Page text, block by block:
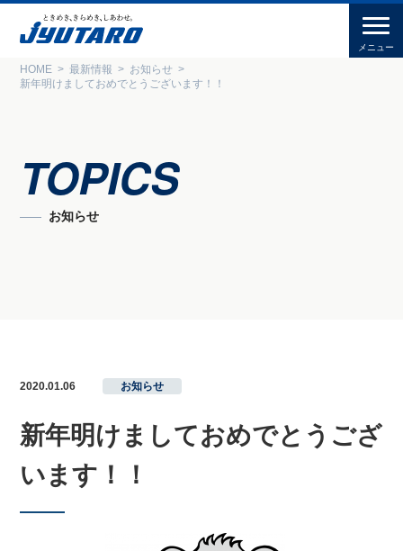
HOME 最新情報
お知らせ
新年明けましておめでとうございます！！
TOPICS
お知らせ
2020.01.06 お知らせ
新年明けましておめでとうござ
います！！